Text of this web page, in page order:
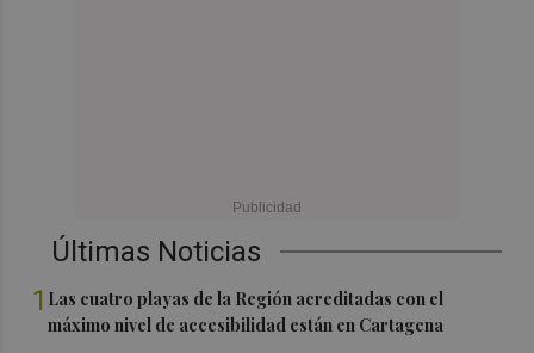
Últimas Noticias
1 Las cuatro playas de la Región acreditadas con el
máximo nivel de accesibilidad están en Cartagena